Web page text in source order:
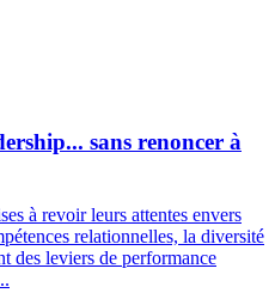
sans renoncer à
à revoir leurs attentes envers
relationnelles, la diversité
des leviers de performance